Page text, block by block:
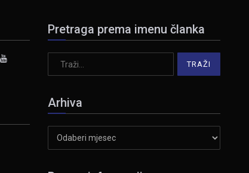
Pretraga prema imenu članka
Arhiva